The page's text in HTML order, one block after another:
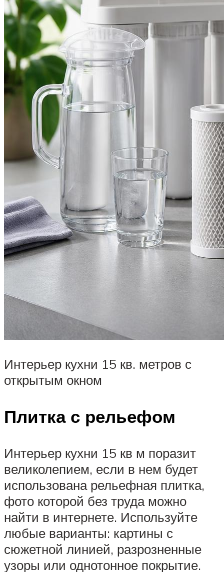
Интерьер кухни 15 кв. метров с
открытым окном
Плитка с рельефом
Интерьер кухни 15 кв м поразит
великолепием, если в нем будет
использована рельефная плитка,
фото которой без труда можно
найти в интернете. Используйте
любые варианты: картины с
сюжетной линией, разрозненные
узоры или однотонное покрытие.